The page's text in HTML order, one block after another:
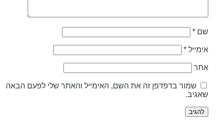
*
*
שמור בדפדפן זה את השם, האימייל והאתר שלי לפעם הבאה